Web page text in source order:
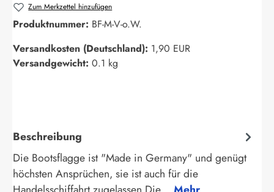
Zum Merkzettel hinzufügen
Produktnummer: BF-M-V-o.W.
Versandkosten (Deutschland): 1,90 EUR
Versandgewicht: 0.1 kg
Beschreibung
Die Bootsflagge ist "Made in Germany" und genügt
höchsten Ansprüchen, sie ist auch für die